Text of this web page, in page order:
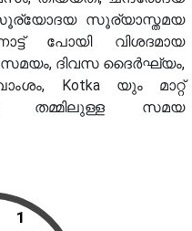
സൂര്യാസ്തമയ
പോയി വിശദമായ
സമയം, ദിവസ ദൈർഘ്യം,
Kotka യും മാറ്റ്
തമ്മിലുള്ള സമയ
1